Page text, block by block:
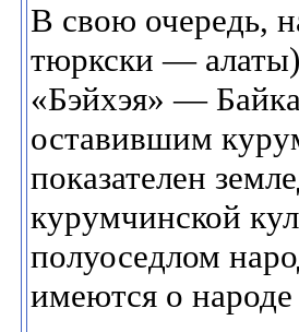
В свою очередь,
тюркски —
«Бэйхэя» —
оставившим
показателен
курумчинской
полуоседлом
имеются о